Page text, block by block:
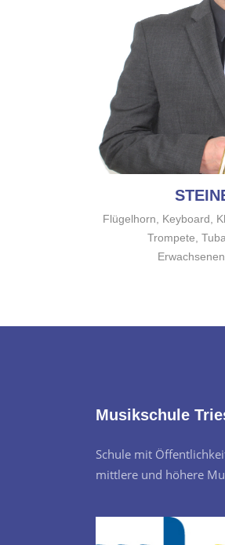
Flügelhorn, Keyboard,
Trompete,
Musikschule
Schule mit
mittlere und höhere